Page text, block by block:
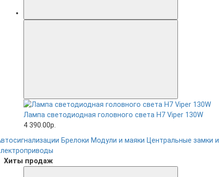
Лампа светодиодная головного света H7 Viper 130W
4 390.00р.
Брелоки Модули и маяки Центральные замки и
Хиты продаж